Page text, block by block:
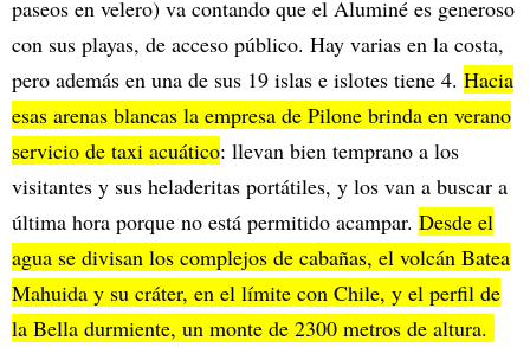
paseos en velero) va contando que el Aluminé es generoso
con sus playas, de acceso público. Hay varias en la costa,
pero además en una de sus 19 islas e islotes tiene 4. Hacia
esas arenas blancas la empresa de Pilone brinda en verano
servicio de taxi acuático: llevan bien temprano a los
visitantes y sus heladeritas portátiles, y los van a buscar a
última hora porque no está permitido acampar. Desde el
agua se divisan los complejos de cabañas, el volcán Batea
Mahuida y su cráter, en el límite con Chile, y el perfil de
la Bella durmiente, un monte de 2300 metros de altura.